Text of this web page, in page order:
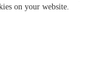
on your website.